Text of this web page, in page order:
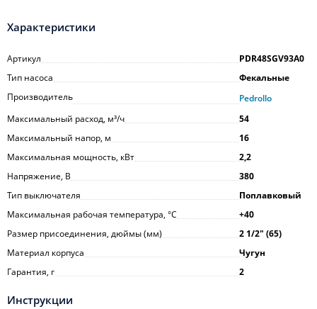
Характеристики
Артикул
PDR48SGV93A0
Тип насоса
Фекальные
Производитель
Pedrollo
Максимальный расход, м³/ч
54
Максимальный напор, м
16
Максимальная мощность, кВт
2,2
Напряжение, В
380
Тип выключателя
Поплавковый
Максимальная рабочая температура, °С
+40
Размер присоединения, дюймы (мм)
2 1/2" (65)
Материал корпуса
Чугун
Гарантия, г
2
Инструкции